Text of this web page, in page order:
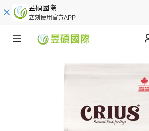
昱碩國際
立刻使用官方APP